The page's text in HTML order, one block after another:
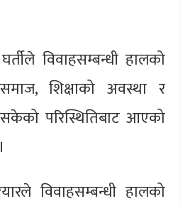
विवाहसम्बन्धी हालको
शिक्षाको अवस्था र
परिस्थितिबाट आएको
विवाहसम्बन्धी हालको